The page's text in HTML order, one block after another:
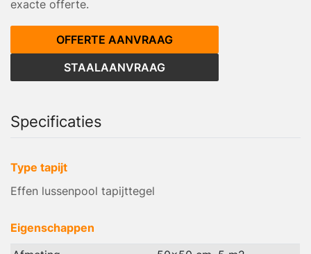
exacte offerte.
OFFERTE AANVRAAG
STAALAANVRAAG
Specificaties
Type tapijt
Effen lussenpool tapijttegel
Eigenschappen